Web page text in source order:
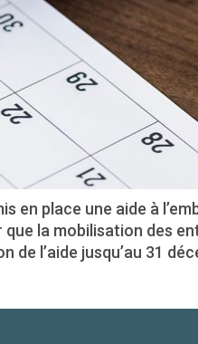
en place une aide à
la mobilisation des
l’aide jusqu’au 31